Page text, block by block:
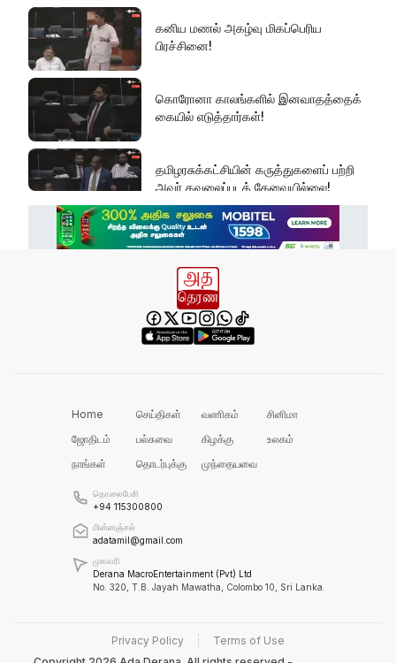
கனிய மணல் அகழ்வு மிகப்பெரிய
பிரச்சினை!
கொரோனா காலங்களில் இனவாதத்தைக்
கையில் எடுத்தார்கள்!
தமிழரசுக்கட்சியின் கருத்துகளைப் பற்றி
அவர் கவலைப்படத் தேவையில்லை!
இது அதனுடன் சம்பந்தப்பட்ட கேள்விதான்
பல மாணவர்களின் எதிர்காலம்
நாசமாகிறது!
தீண்டாமையாகும்!
தமிழர் பகுதிகளில் ஏன் இவ்வாறு
அரசின் மீது மேலும் சந்தேகத்தை
Home செய்திகள் வணிகம்
சினிமா
ஜோதிடம்
பல்சுவை கிழக்கு
உலகம்
நாங்கள்
தொடர்புக்கு முந்தையவை
தொலைபேசி
+94 115300800
மின்னஞ்சல்
adatamil@gmail.com
முகவரி
Derana MacroEntertainment (Pvt) Ltd
No. 320, T.B. Jayah Mawatha, Colombo 10, Sri Lanka.
Privacy Policy
Terms of Use